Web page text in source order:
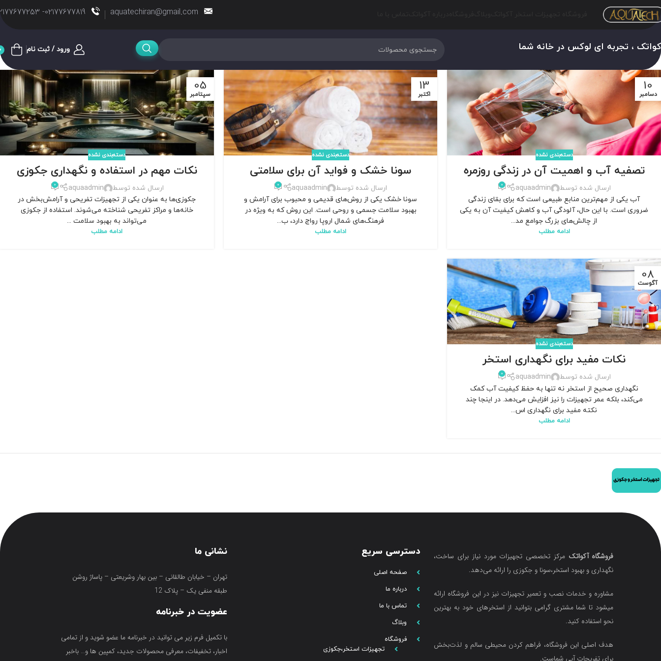
aquatechiran@gmail.com
02177677819- 02177677253
، تجربه ای لوکس در خانه شما ورود / ثبت نام
10
دسامبر
دسته‌بندی نشده
تصفیه آب و اهمیت آن در زندگی روزمره
ارسال شده توسط aquaadmin
0
آب یکی از مهم‌ترین منابع طبیعی است که برای بقای زندگی
ضروری است. با این حال، آلودگی آب و کاهش کیفیت آن به یکی
از چالش‌های بزرگ جوامع مد...
ادامه مطلب
13
اکتبر
دسته‌بندی نشده
سونا خشک و فواید آن برای سلامتی
ارسال شده توسط aquaadmin
0
سونا خشک یکی از روش‌های قدیمی و محبوب برای آرامش و
بهبود سلامت جسمی و روحی است. این روش که به ویژه در
فرهنگ‌های شمال اروپا رواج دارد، ب...
ادامه مطلب
05
سپتامبر
دسته‌بندی نشده
نکات مهم در استفاده و نگهداری جکوزی
ارسال شده توسط aquaadmin
0
جکوزی‌ها به عنوان یکی از تجهیزات تفریحی و آرامش‌بخش در
خانه‌ها و مراکز تفریحی شناخته می‌شوند. استفاده از جکوزی
می‌تواند به بهبود سلامت ...
ادامه مطلب
08
آگوست
دسته‌بندی نشده
نکات مفید برای نگهداری استخر
ارسال شده توسط aquaadmin
0
نگهداری صحیح از استخر نه تنها به حفظ کیفیت آب کمک
می‌کند، بلکه عمر تجهیزات را نیز افزایش می‌دهد. در اینجا چند
نکته مفید برای نگهداری اس...
ادامه مطلب
فروشگاه آکواتک مرکز تخصصی تجهیزات مورد نیاز برای ساخت،
نگهداری و بهبود استخر،سونا و جکوزی را ارائه می‌دهد.
مشاوره و خدمات نصب و تعمیر تجهیزات نیز در این فروشگاه ارائه
میشود تا شما مشتری گرامی بتوانید از استخرهای خود به بهترین
نحو استفاده کنید.
هدف اصلی این فروشگاه‌، فراهم کردن محیطی سالم و لذت‌بخش
برای تفریحات آبی شماست.
دسترسی سریع
صفحه اصلی
درباره ما
تماس با ما
وبلاگ
فروشگاه
تجهیزات استخر،جکوزی
نشانی ما
تهران – خیابان طالقانی – بین بهار وشریعتی – پاساژ روشن
طبقه منفی یک – پلاک 12
عضویت در خبرنامه
با تکمیل فرم زیر می توانید در خبرنامه ما عضو شوید و از تمامی
اخبار، تخفیفات، معرفی محصولات جدید، کمپین ها و… باخبر